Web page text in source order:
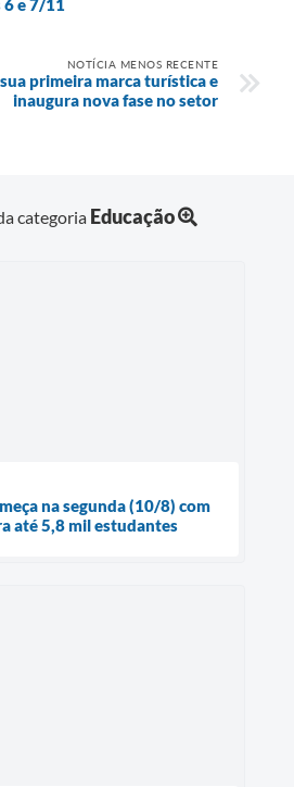
NOTÍCIA MENOS RECENTE
primeira marca turística e
inaugura nova fase no setor
categoria Educação
na segunda (10/8) com
até 5,8 mil estudantes